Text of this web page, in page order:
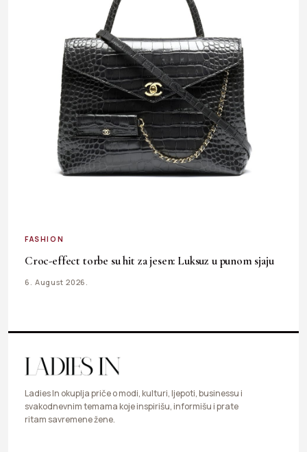
FASHION
Croc-effect torbe su hit za jesen: Luksuz u punom sjaju
6. August 2026.
Ladies In okuplja priče o modi, kulturi, ljepoti, businessu i
svakodnevnim temama koje inspirišu, informišu i prate
ritam savremene žene.